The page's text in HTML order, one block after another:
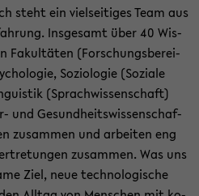
steht ein viel­sei­ti­ges Team aus
Ins­ge­samt über 40 Wis­
Fa­kul­tä­ten (For­schungs­be­rei­
So­zio­lo­gie (So­zia­le
(Sprach­wis­sen­schaft)
und Ge­sund­heits­wis­sen­schaf­
zu­sam­men und ar­bei­ten eng
zu­sam­men. Was uns
Ziel, neue tech­no­lo­gi­sche